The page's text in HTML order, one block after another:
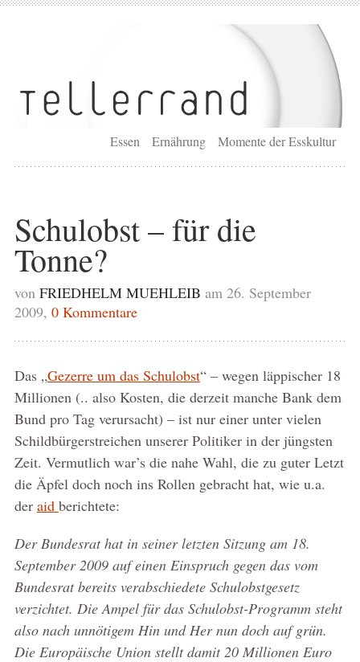
Essen Ernährung Momente der Esskultur
Schulobst – für die
Tonne?
von FRIEDHELM MUEHLEIB am 26. September
2009, 0 Kommentare
Das „Gezerre um das Schulobst“ – wegen läppischer 18
Millionen (.. also Kosten, die derzeit manche Bank dem
Bund pro Tag verursacht) – ist nur einer unter vielen
Schildbürgerstreichen unserer Politiker in der jüngsten
Zeit. Vermutlich war’s die nahe Wahl, die zu guter Letzt
die Äpfel doch noch ins Rollen gebracht hat, wie u.a.
der aid berichtete:
Der Bundesrat hat in seiner letzten Sitzung am 18.
September 2009 auf einen Einspruch gegen das vom
Bundesrat bereits verabschiedete Schulobstgesetz
verzichtet. Die Ampel für das Schulobst-Programm steht
also nach unnötigem Hin und Her nun doch auf grün.
Die Europäische Union stellt damit 20 Millionen Euro